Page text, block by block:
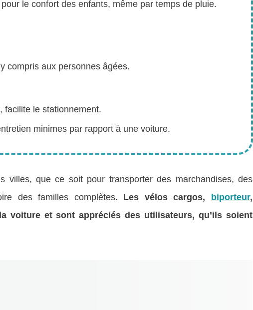
le confort des enfants, même par temps de pluie.
compris aux personnes âgées.
facilite le stationnement.
minimes par rapport à une voiture.
villes, que ce soit pour transporter des marchandises, des
des familles complètes. Les vélos cargos, biporteur,
voiture et sont appréciés des utilisateurs, qu’ils soient